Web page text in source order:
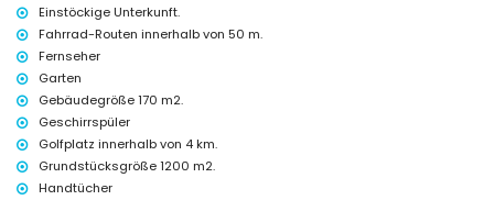
Internet (WiFi)
Bügeleisen und Bügelbrett
Bettwäsche und Handtücher
mit Klimaanlage
Unterhaltung und Freizeitaktivitäten für Ihren Urlaub in La
Barrosa, Costa de la Luz
Nachtclub, Bar und Promenade (Paseo Marítimo La Barrosa)
(innerhalb von 1000 Metern vom Haus)
Diskothek (innerhalb von 5 Kilometern vom Haus)
Einstöckige Unterkunft.
Fahrrad-Routen innerhalb von 50 m.
Fernseher
Garten
Gebäudegröße 170 m2.
Geschirrspüler
Golfplatz innerhalb von 4 km.
Grundstücksgröße 1200 m2.
Handtücher